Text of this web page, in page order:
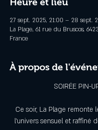
27 sept. 2025, 21:00 – 28 sept.
La Plage, 61 rue du Bruscos,
France
À propos de
SOIRÉE PIN-
Ce soir, La Plage remonte
l’univers sensuel et raffiné